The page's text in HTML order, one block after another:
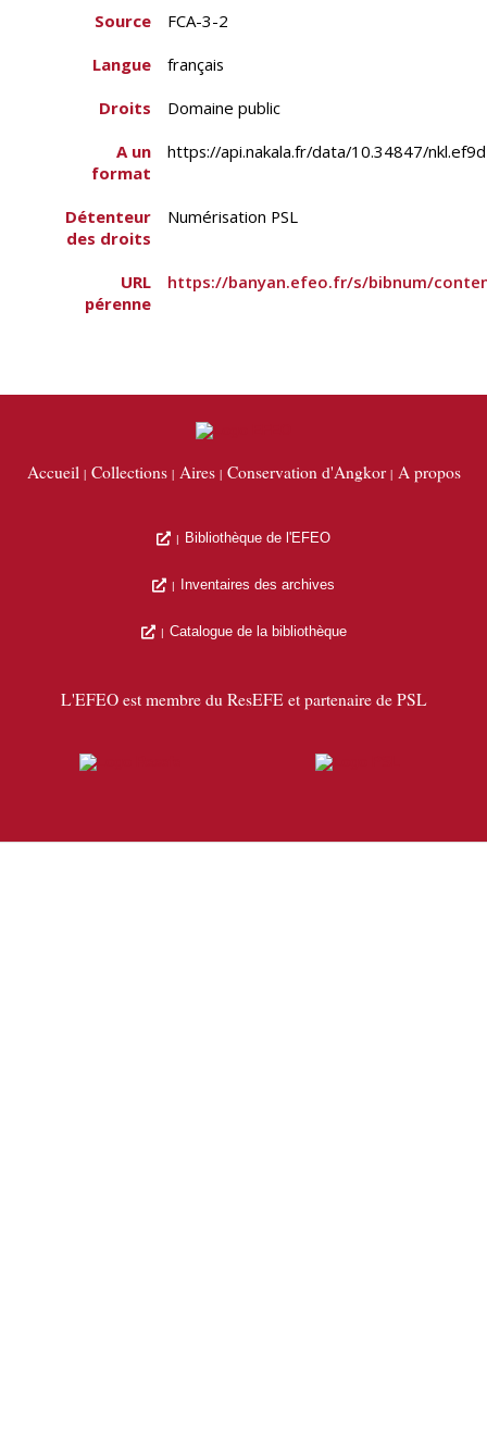
Source
FCA-3-2
Langue
français
Droits
Domaine public
A un
format
https://api.nakala.fr/data/10.34847/
Détenteur
des droits
Numérisation PSL
URL
pérenne
https://banyan.efeo.fr/s/bibnum/
Accueil Collections Aires Conservation d'Angkor A propos
Bibliothèque de l'EFEO
Inventaires des archives
Catalogue de la bibliothèque
L'EFEO est membre du ResEFE et partenaire de PSL